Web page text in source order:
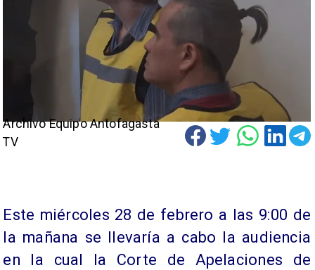
Archivo Equipo Antofagasta
TV
Este miércoles 28 de febrero a las 9:00 de
la mañana se llevaría a cabo la audiencia
en la cual la Corte de Apelaciones de